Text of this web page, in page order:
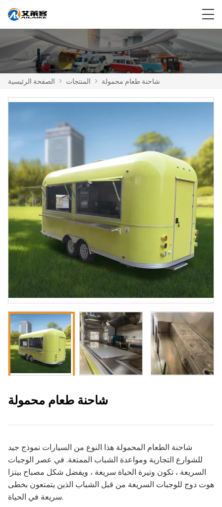
الصفحة الرئيسية > المنتجات > شاحنة طعام محمولة
شاحنة طعام محمولة
شاحنة الطعام المحمولة هذا النوع من السيارات نموذج جيد
للشوارع التجارية ومواعدة الشباب الممتعة. في عصر الوجبات
السريعة ، تكون وتيرة الحياة سريعة ، ويفضل شكل مصباح بيتزا
هوت دوج للوجبات السريعة من قبل الشباب الذين يتمتعون بخطى
سريعة في الحياة.